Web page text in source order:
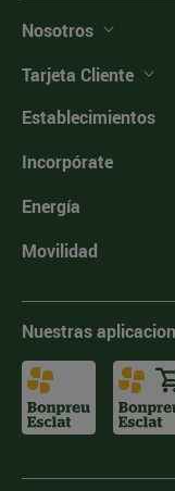
Nosotros
Tarjeta Cliente
Establecimientos
Incorpórate
Energía
Movilidad
Nuestras